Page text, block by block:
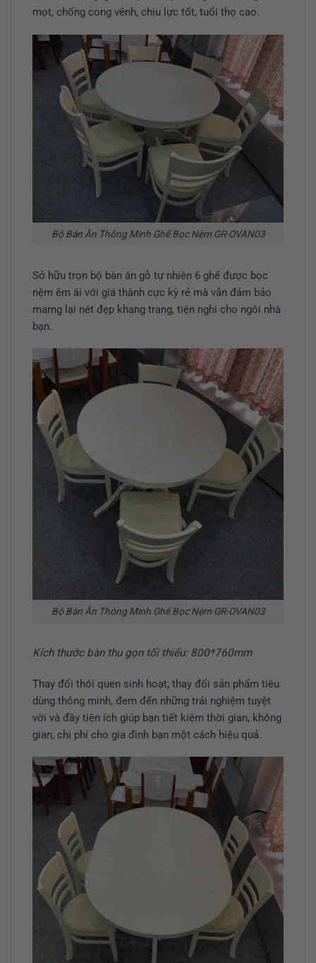
mọt, chống cong vênh, chịu lực tốt, tuổi thọ cao.
Bộ Bàn Ăn Thông Minh Ghế Bọc Nệm GR-OVAN03
Sở hữu trọn bộ bàn ăn gỗ tự nhiên 6 ghế được bọc
nệm êm ái với giá thành cực kỳ rẻ mà vẫn đảm bảo
mamg lại nét đẹp khang trang, tiện nghi cho ngôi nhà
bạn.
Bộ Bàn Ăn Thông Minh Ghế Bọc Nệm GR-OVAN03
Kích thước bàn thu gọn tối thiểu: 800*760mm
Thay đổi thói quen sinh hoạt, thay đổi sản phẩm tiêu
dùng thông minh, đem đến những trải nghiệm tuyệt
vời và đầy tiện ích giúp bạn tiết kiệm thời gian, không
gian, chi phí cho gia đình bạn một cách hiệu quả.